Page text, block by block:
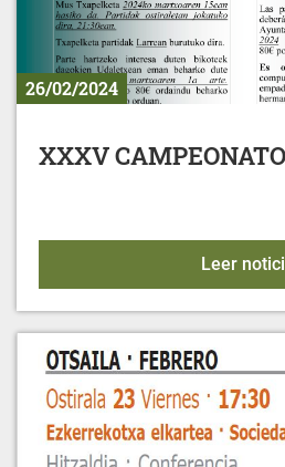
26/02/2024
XXXV
Leer